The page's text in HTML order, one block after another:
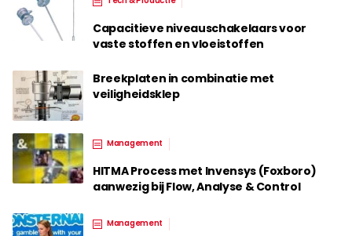
Capacitieve niveauschakelaars voor
vaste stoffen en vloeistoffen
Breekplaten in combinatie met
veiligheidsklep
Management
HITMA Process met Invensys (Foxboro)
aanwezig bij Flow, Analyse & Control
Management